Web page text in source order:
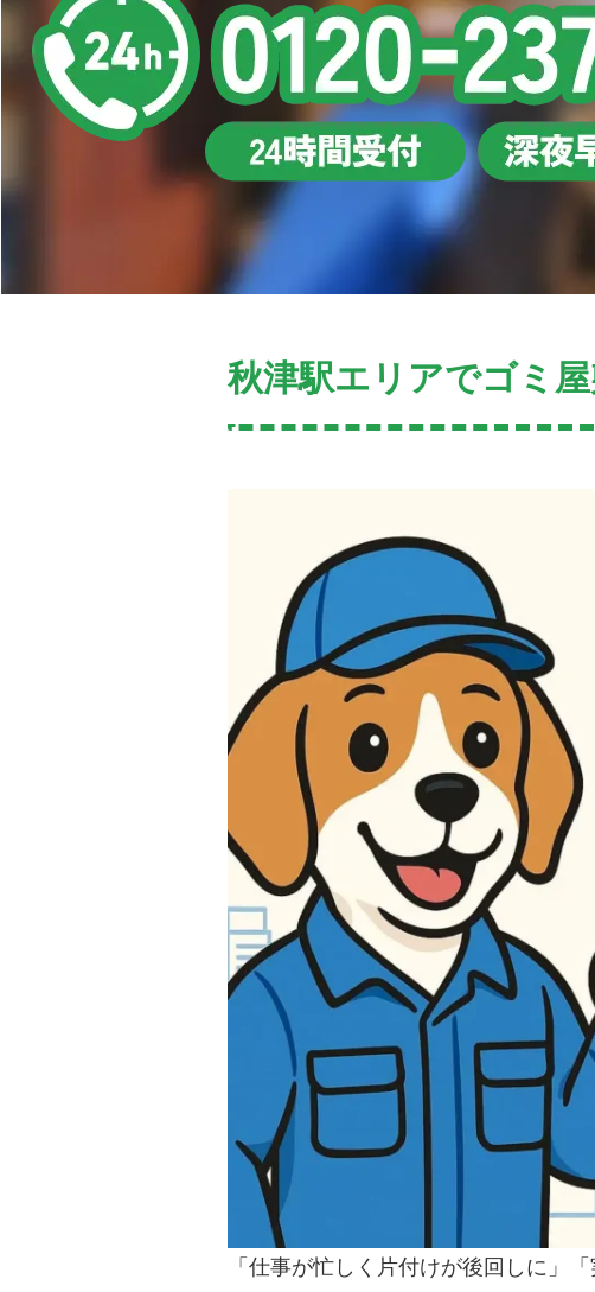
秋津駅エリアでゴミ
「仕事が忙しく片付けが後回しに」